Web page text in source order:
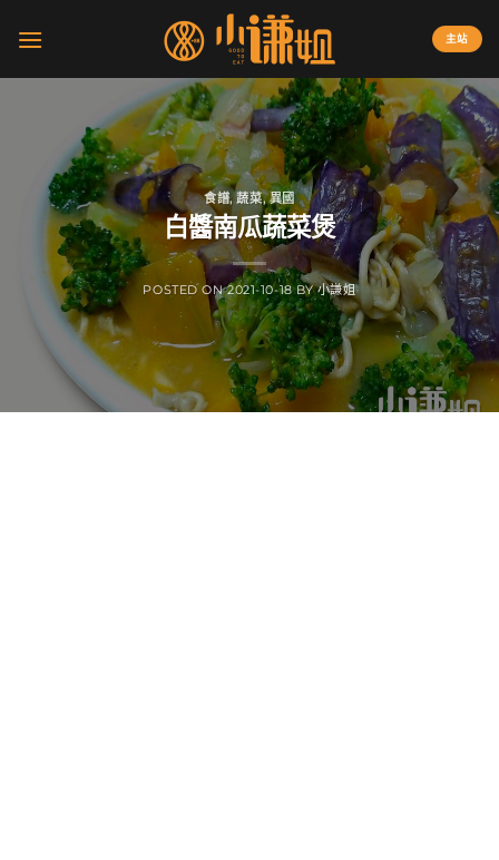
主站
食譜,蔬菜,異國
白醬南瓜蔬菜煲
POSTED ON2021-10-18 BY小謙姐